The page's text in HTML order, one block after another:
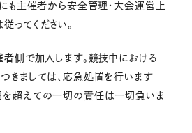
にも主催者から安全管理・大会運営上
ってください。
者側で加入します。競技中における
きましては、応急処置を行います
を超えての一切の責任は一切負いま